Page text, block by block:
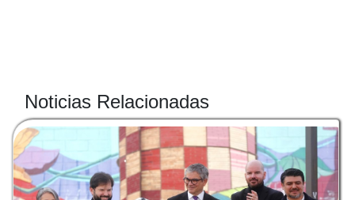
Noticias Relacionadas